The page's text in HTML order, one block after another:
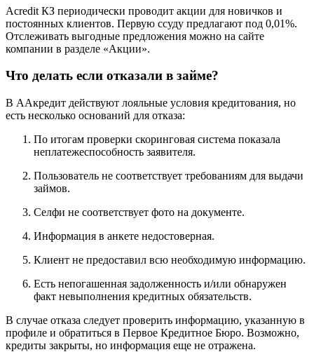
Acredit КЗ периодически проводит акции для новичков и
постоянных клиентов. Первую ссуду предлагают под 0,01%.
Отслеживать выгодные предложения можно на сайте
компании в разделе «Акции».
Что делать если отказали в займе?
В ААкредит действуют лояльные условия кредитования, но
есть несколько оснований для отказа:
По итогам проверки скоринговая система показала
неплатежеспособность заявителя.
Пользователь не соответствует требованиям для выдачи
займов.
Селфи не соответствует фото на документе.
Информация в анкете недостоверная.
Клиент не предоставил всю необходимую информацию.
Есть непогашенная задолженность и/или обнаружен
факт невыполнения кредитных обязательств.
В случае отказа следует проверить информацию, указанную в
профиле и обратиться в Первое Кредитное Бюро. Возможно,
кредиты закрыты, но информация еще не отражена.